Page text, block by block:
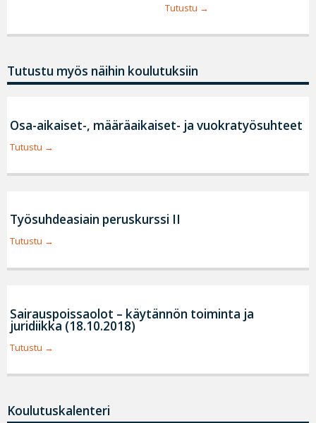
Tutustu
Tutustu myös näihin koulutuksiin
Osa-aikaiset-, määräaikaiset- ja vuokratyösuhteet
Tutustu
Työsuhdeasiain peruskurssi II
Tutustu
Sairauspoissaolot – käytännön toiminta ja
juridiikka (18.10.2018)
Tutustu
Koulutuskalenteri